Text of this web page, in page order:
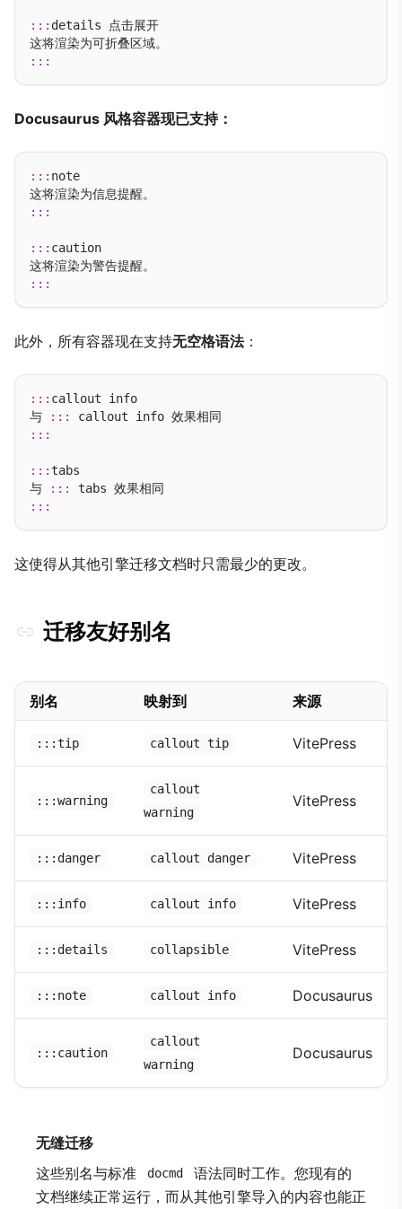
::: details 点击展开
:::
Docusaurus 风格容器现已支持：
::: note
:::
::: caution
:::
此外，所有容器现在支持无空格语法：
::: callout info
与
:::
:::
:::tabs
与
:::
:::
这使得从其他引擎迁移文档时只需最少的更改。
迁移友好别名
别名 映射到 来源
:::tip callout tip VitePress
:::warning
callout
warning
VitePress
:::danger callout danger VitePress
:::info callout info VitePress
:::details collapsible VitePress
:::note callout info Docusaurus
:::caution
callout
warning
Docusaurus
无缝迁移
这些别名与标准
docmd
语法同时工作。您现有的
文档继续正常运行，而从其他引擎导入的内容也能正